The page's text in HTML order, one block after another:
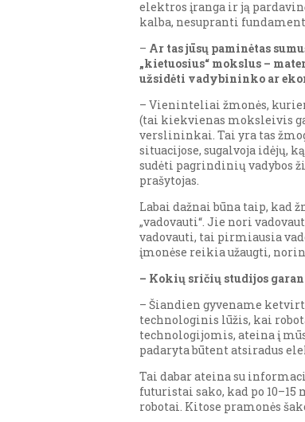
elektros įranga ir ją
kalba, nesupranti
– Ar tas jūsų paminėtas
„kietuosius“ mokslus –
užsidėti vadybininko ar
– Vieninteliai žmonės,
(tai kiekvienas moksleivis
verslininkai. Tai yra tas
situacijose, sugalvoja idėjų,
sudėti pagrindinių vadybos
prašytojas.
Labai dažnai būna taip, kad
„vadovauti“. Jie nori
vadovauti, tai pirmiausia
įmonėse reikia užaugti,
– Kokių sričių studijos
– Šiandien gyvename
technologinis lūžis, kai
technologijomis, ateina į
padaryta būtent atsiradus
Tai dabar ateina su
futuristai sako, kad po
robotai. Kitose pramonės